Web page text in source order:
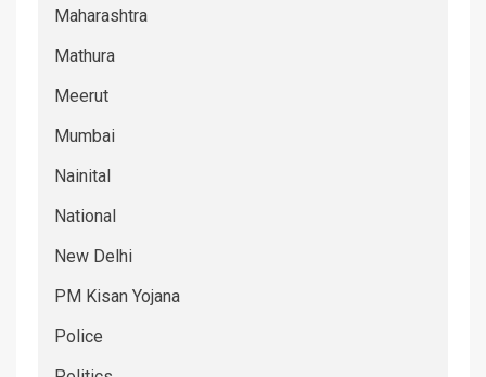
Maharashtra
Mathura
Meerut
Mumbai
Nainital
National
New Delhi
PM Kisan Yojana
Police